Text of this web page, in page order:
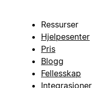
Ressurser
Hjelpesenter
Pris
Blogg
Fellesskap
Integrasjoner